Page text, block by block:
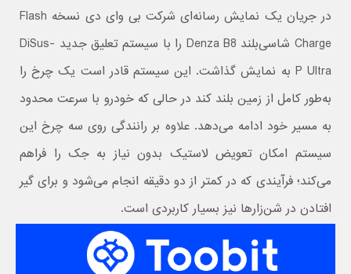
در جریان یک نمایش رسانه‌ای شرکت بی وای دی نسخه Flash
Charge شاسی‌بلند Denza B8 را با سیستم تعلیق جدید DiSus-
P Ultra به نمایش گذاشت. این سیستم قادر است یک چرخ را
به‌طور کامل از زمین بلند کند در حالی که خودرو با سرعت محدود
به مسیر خود ادامه می‌دهد. علاوه بر رانندگی روی سه چرخ این
سیستم امکان تعویض لاستیک بدون نیاز به جک را فراهم
می‌کند؛ فرآیندی که در کمتر از دو دقیقه انجام می‌شود و برای گیر
افتادن در شن‌زارها نیز بسیار کاربردی است.